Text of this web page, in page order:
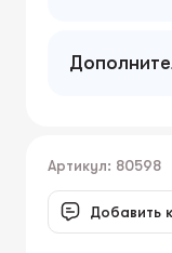
Артикул: 80598
Добавить